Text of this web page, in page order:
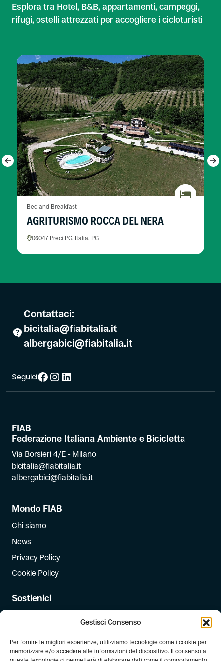
Gestisci Consenso
Per fornire le migliori esperienze, utilizziamo tecnologie come i cookie per
memorizzare e/o accedere alle informazioni del dispositivo. Il consenso a
Esplora tra Hotel, B&B, appartamenti, campeggi,
rifugi, ostelli attrezzati per accogliere i cicloturisti
Bed and Breakfast
AGRITURISMO ROCCA DEL NERA
06047 Preci PG, Italia, PG
Contattaci:
bicitalia@fiabitalia.it
albergabici@fiabitalia.it
SeguiciFacebook
Instagram
LinkedIn
FIAB
Federazione Italiana Ambiente e Bicicletta
Via Borsieri 4/E - Milano
bicitalia@fiabitalia.it
albergabici@fiabitalia.it
Mondo FIAB
Chi siamo
News
Privacy Policy
Cookie Policy
Sostienici
Dona il 5 per mille